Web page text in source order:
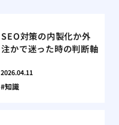
SEO対策の内製化か外
注かで迷った時の判断軸
2026.04.11
知識